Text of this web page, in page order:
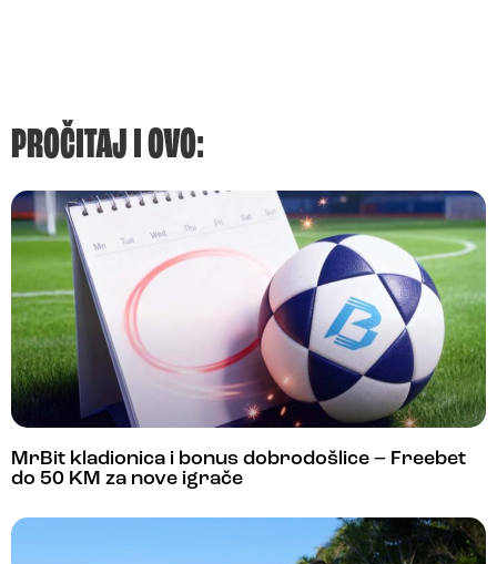
PROČITAJ I OVO:
MrBit kladionica i bonus dobrodošlice – Freebet
do 50 KM za nove igrače